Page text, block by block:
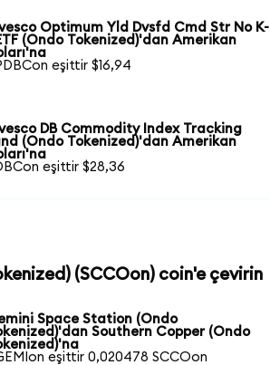
Optimum Yld Dvsfd Cmd Str No K-
(Ondo Tokenized)'dan Amerikan
eşittir $16,94
DB Commodity Index Tracking
(Ondo Tokenized)'dan Amerikan
eşittir $28,36
(SCCOon) coin'e çevirin
Space Station (Ondo
Southern Copper (Ondo
eşittir 0,020478 SCCOon